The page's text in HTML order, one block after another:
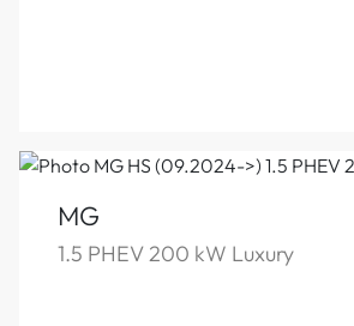
MG
1.5 PHEV 200 kW Luxury